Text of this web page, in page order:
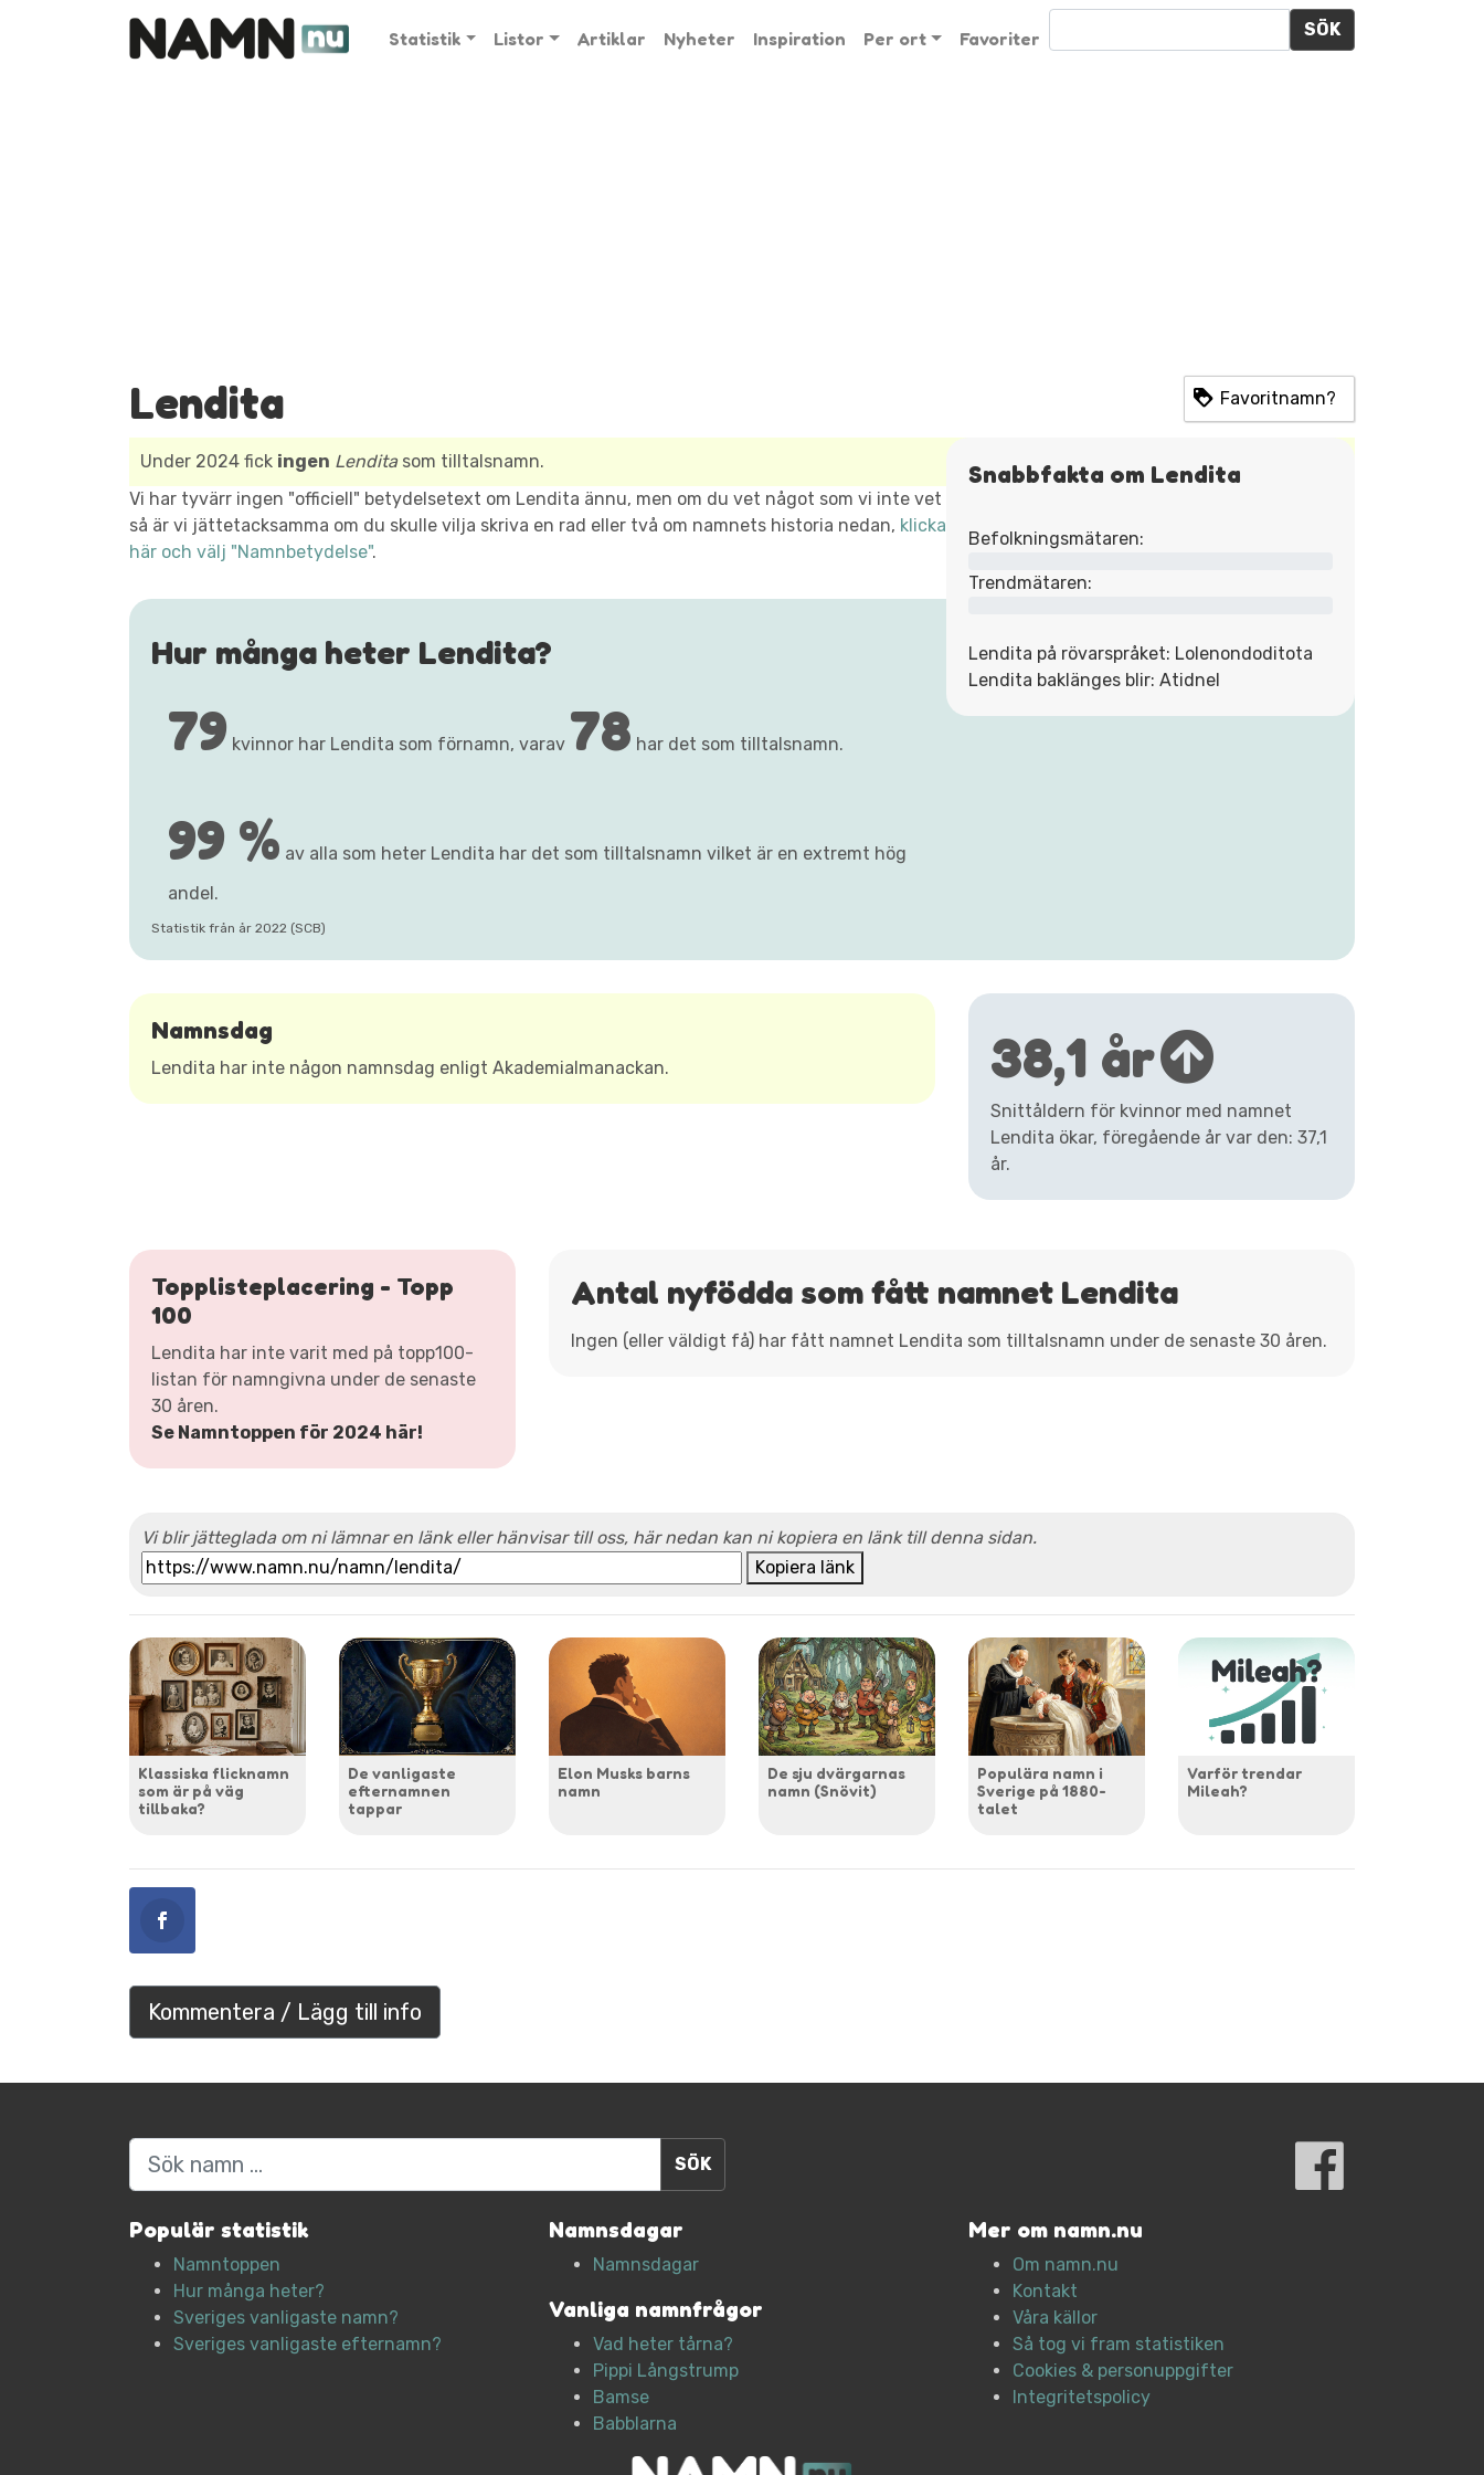
Statistik Listor Artiklar Nyheter Inspiration Per ort Favoriter SÖK
Lendita Favoritnamn?
Snabbfakta om Lendita
Befolkningsmätaren:
Trendmätaren:
Lendita på rövarspråket: Lolenondoditota
Lendita baklänges blir: Atidnel
Under 2024 fick ingen Lenditasom tilltalsnamn.
Vi har tyvärr ingen "officiell" betydelsetext om Lendita ännu, men om du vet något som vi inte vet
så är vi jättetacksamma om du skulle vilja skriva en rad eller två om namnets historia nedan, klicka
här och välj "Namnbetydelse".
Hur många heter Lendita?
79 kvinnor har Lendita som förnamn, varav 78 har det som tilltalsnamn.
99 % av alla som heter Lendita har det som tilltalsnamn vilket är en extremt hög
andel.
Statistik från år 2022 (SCB)
Namnsdag
Lendita har inte någon namnsdag enligt Akademialmanackan. 38,1 år
Snittåldern för kvinnor med namnet
Lendita ökar, föregående år var den: 37,1
år.
Topplisteplacering - Topp
100
Lendita har inte varit med på topp100-
listan för namngivna under de senaste
30 åren.
Se Namntoppen för 2024 här!
Antal nyfödda som fått namnet Lendita
Ingen (eller väldigt få) har fått namnet Lendita som tilltalsnamn under de senaste 30 åren.
Vi blir jätteglada om ni lämnar en länk eller hänvisar till oss, här nedan kan ni kopiera en länk till denna sidan.
Kopiera länk
Klassiska flicknamn
som är på väg
tillbaka?
De vanligaste
efternamnen
tappar
Elon Musks barns
namn
De sju dvärgarnas
namn (Snövit)
Populära namn i
Sverige på 1880-
talet
Varför trendar
Mileah?
Kommentera / Lägg till info
Sök
Populär statistik
Namntoppen
Hur många heter?
Sveriges vanligaste namn?
Sveriges vanligaste efternamn?
Namnsdagar
Namnsdagar
Vanliga namnfrågor
Vad heter tårna?
Pippi Långstrump
Bamse
Babblarna
Mer om namn.nu
Om namn.nu
Kontakt
Våra källor
Så tog vi fram statistiken
Cookies & personuppgifter
Integritetspolicy